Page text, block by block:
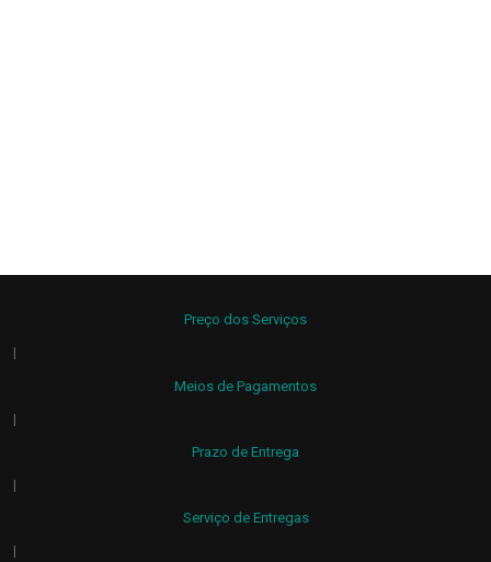
Preço dos Serviços
|
Meios de Pagamentos
|
Prazo de Entrega
|
Serviço de Entregas
|